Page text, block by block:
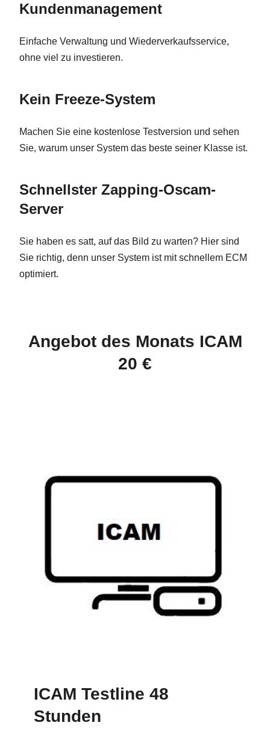
Kundenmanagement
Einfache Verwaltung und Wiederverkaufsservice,
ohne viel zu investieren.
Kein Freeze-System
Machen Sie eine kostenlose Testversion und sehen
Sie, warum unser System das beste seiner Klasse ist.
Schnellster Zapping-Oscam-
Server
Sie haben es satt, auf das Bild zu warten? Hier sind
Sie richtig, denn unser System ist mit schnellem ECM
optimiert.
Angebot des Monats ICAM
20 €
ICAM Testline 48
Stunden